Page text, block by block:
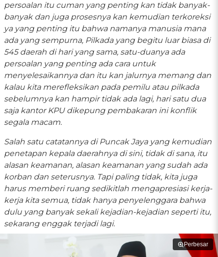
persoalan itu cuman yang penting kan tidak banyak-
banyak dan juga prosesnya kan kemudian terkoreksi
ya yang penting itu bahwa namanya manusia mana
ada yang sempurna, Pilkada yang begitu luar biasa di
545 daerah di hari yang sama, satu-duanya ada
persoalan yang penting ada cara untuk
menyelesaikannya dan itu kan jalurnya memang dan
kalau kita merefleksikan pada pemilu atau pilkada
sebelumnya kan hampir tidak ada lagi, hari satu dua
saja kantor KPU dikepung pembakaran ini konflik
segala macam.
Salah satu catatannya di Puncak Jaya yang kemudian
penetapan kepala daerahnya di sini, tidak di sana, itu
alasan keamanan, alasan keamanan yang sudah ada
korban dan seterusnya. Tapi paling tidak, kita juga
harus memberi ruang sedikitlah mengapresiasi kerja-
kerja kita semua, tidak hanya penyelenggara bahwa
dulu yang banyak sekali kejadian-kejadian seperti itu,
sekarang enggak terjadi lagi.
Perbesar